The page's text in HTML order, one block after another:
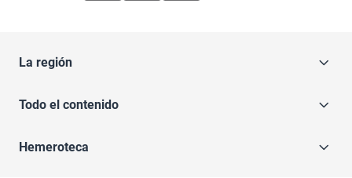
La región
Todo el contenido
Hemeroteca